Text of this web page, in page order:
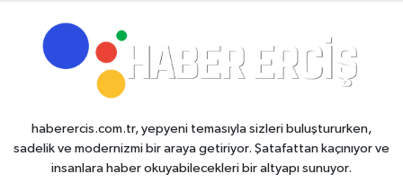
haberercis.com.tr, yepyeni temasıyla sizleri buluştururken,
sadelik ve modernizmi bir araya getiriyor. Şatafattan kaçınıyor ve
insanlara haber okuyabilecekleri bir altyapı sunuyor.